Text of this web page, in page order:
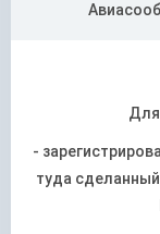
Для
-
туда